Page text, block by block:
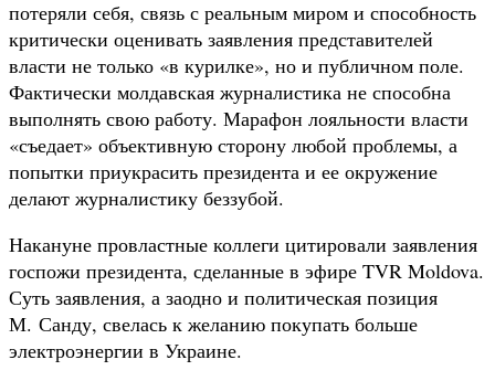
потеряли себя, связь с реальным миром и способность
критически оценивать заявления представителей
власти не только «в курилке», но и публичном поле.
Фактически молдавская журналистика не способна
выполнять свою работу. Марафон лояльности власти
«съедает» объективную сторону любой проблемы, а
попытки приукрасить президента и ее окружение
делают журналистику беззубой.
Накануне провластные коллеги цитировали заявления
госпожи президента, сделанные в эфире TVR Moldova.
Суть заявления, а заодно и политическая позиция
М. Санду, свелась к желанию покупать больше
электроэнергии в Украине.